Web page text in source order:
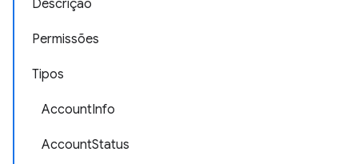
Descrição
Permissões
Tipos
AccountInfo
AccountStatus